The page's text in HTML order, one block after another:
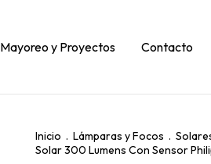
Mayoreo y Proyectos Contacto
Inicio . Lámparas y Focos .
Solar 300 Lumens Con Sensor